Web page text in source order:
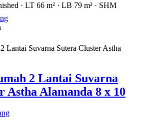
· LT 66 m² · LB 79 m² · SHM
2 Lantai Suvarna
Astha Alamanda 8 x 10